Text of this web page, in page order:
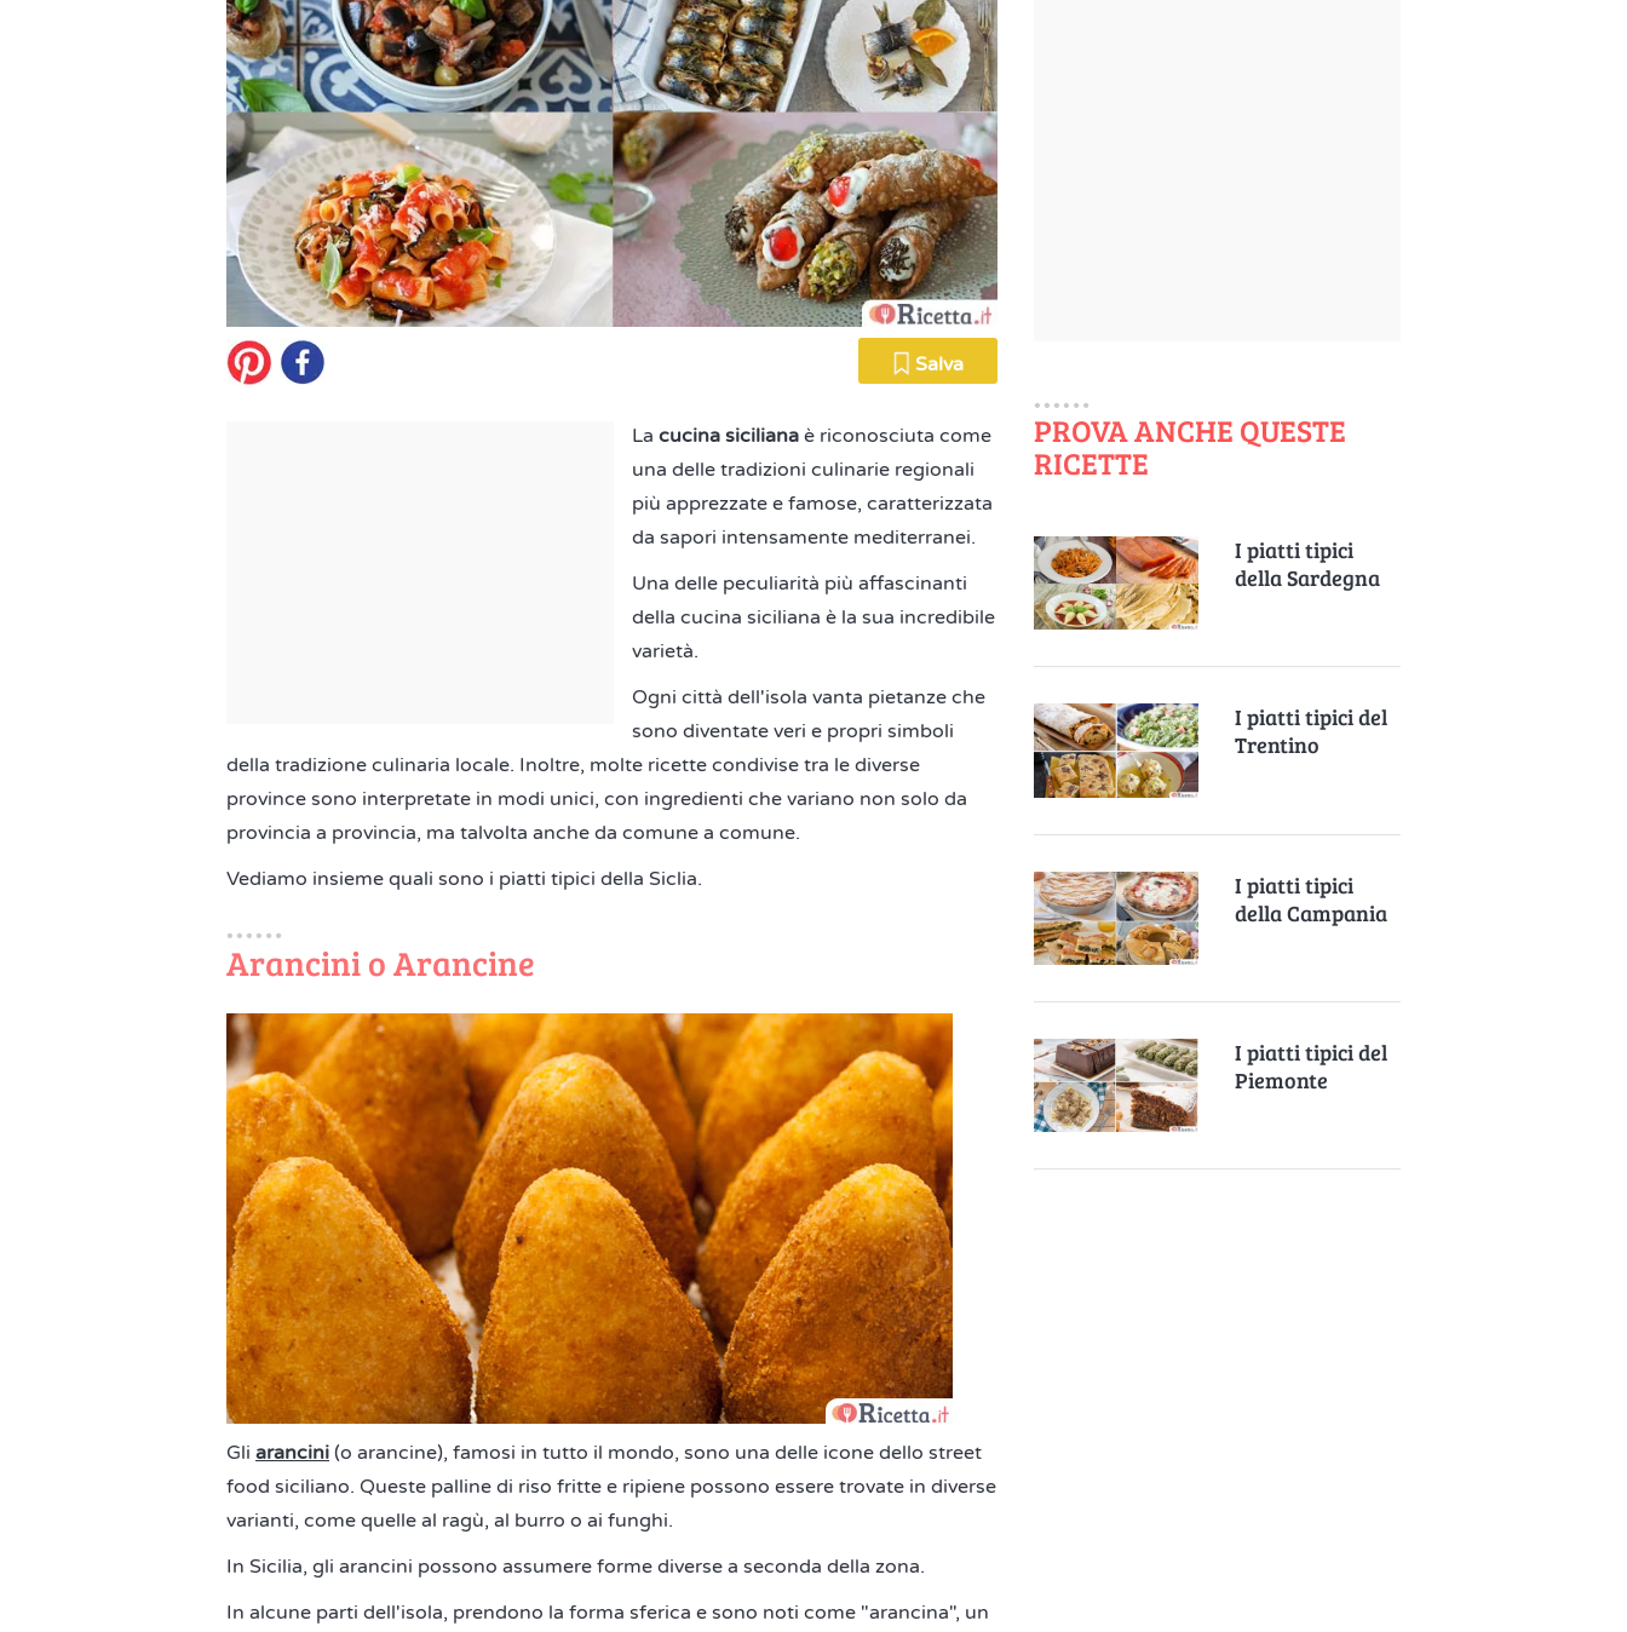
Salva
La cucina siciliana è riconosciuta come
una delle tradizioni culinarie regionali
più apprezzate e famose, caratterizzata
da sapori intensamente mediterranei.
Una delle peculiarità più affascinanti
della cucina siciliana è la sua incredibile
varietà.
Ogni città dell'isola vanta pietanze che
sono diventate veri e propri simboli
della tradizione culinaria locale. Inoltre, molte ricette condivise tra le diverse
province sono interpretate in modi unici, con ingredienti che variano non solo da
provincia a provincia, ma talvolta anche da comune a comune.
Vediamo insieme quali sono i piatti tipici della Siclia.
Arancini o Arancine
Gli arancini (o arancine), famosi in tutto il mondo, sono una delle icone dello street
food siciliano. Queste palline di riso fritte e ripiene possono essere trovate in diverse
varianti, come quelle al ragù, al burro o ai funghi.
In Sicilia, gli arancini possono assumere forme diverse a seconda della zona.
In alcune parti dell'isola, prendono la forma sferica e sono noti come "arancina", un
PROVA ANCHE QUESTE
RICETTE
I piatti tipici
della Sardegna
I piatti tipici del
Trentino
I piatti tipici
della Campania
I piatti tipici del
Piemonte